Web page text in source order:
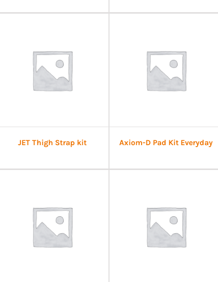
JET Thigh Strap kit Axiom-D Pad Kit Everyday